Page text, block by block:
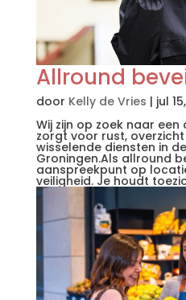
Allround
door Kelly de Vries | jul
Wij zijn op zoek naar
zorgt voor rust,
wisselende diensten in
Groningen.Als allround
aanspreekpunt op
veiligheid. Je houdt